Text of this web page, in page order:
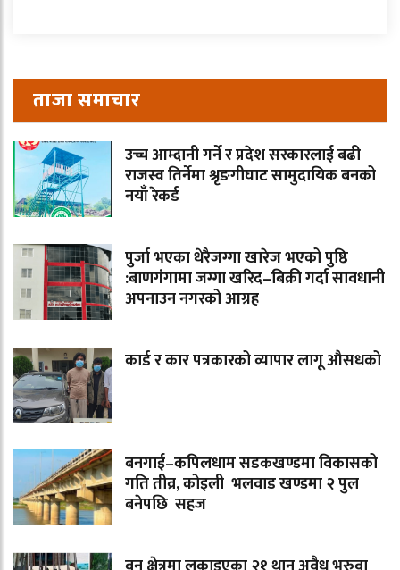
ताजा समाचार
उच्च आम्दानी गर्ने र प्रदेश सरकारलाई बढी
राजस्व तिर्नेमा श्रृङगीघाट सामुदायिक बनको
नयाँ रेकर्ड
पुर्जा भएका धेरैजग्गा खारेज भएको पुष्ठि
:बाणगंगामा जग्गा खरिद–बिक्री गर्दा सावधानी
अपनाउन नगरको आग्रह
कार्ड र कार पत्रकारको व्यापार लागू औसधको
बनगाई–कपिलधाम सडकखण्डमा विकासको
गति तीव्र, कोइली भलवाड खण्डमा २ पुल
बनेपछि सहज